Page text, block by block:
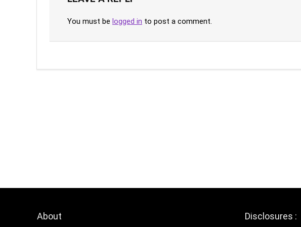
You must be logged in to post a comment.
About Disclosures :